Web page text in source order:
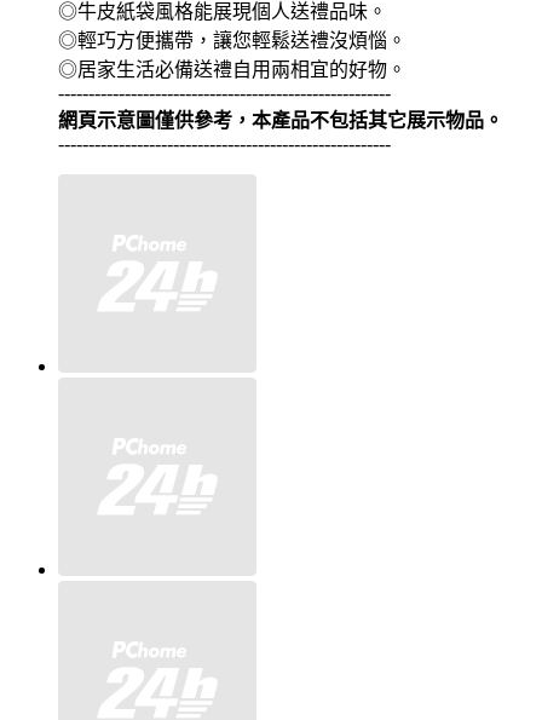
◎牛皮紙袋風格能展現個人送禮品味。
◎輕巧方便攜帶，讓您輕鬆送禮沒煩惱。
◎居家生活必備送禮自用兩相宜的好物。
-------------------------------------------------------
網頁示意圖僅供參考，本產品不包括其它展示物品。
-------------------------------------------------------